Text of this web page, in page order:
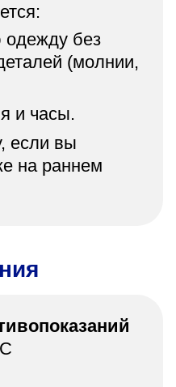
одежду без
(молнии,
и часы.
если вы
на раннем
С